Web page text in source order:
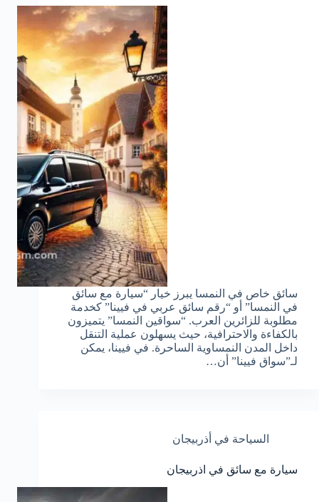
سائق خاص في النمسا يبرز خيار “سيارة مع سائق
في النمسا” أو “رقم سائق عربي في فيينا” كخدمة
مطلوبة للزائرين العرب. “سواقين النمسا” يتميزون
بالكفاءة والاحترافية، حيث يسهلون عملية التنقل
داخل المدن النمساوية الساحرة. في فيينا، يمكن
لـ”سواق فيينا” أن…
السياحة في أذربيجان
سيارة مع سائق في اذربيجان